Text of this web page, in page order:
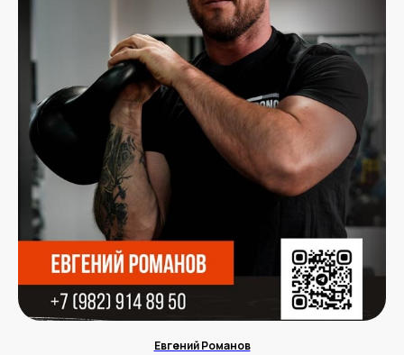
Евгений Романов